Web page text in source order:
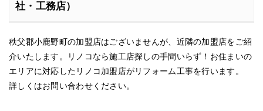
社・工務店）
秩父郡小鹿野町の加盟店はございませんが、近隣の加盟店をご紹
介いたします。リノコなら施工店探しの手間いらず！お住まいの
エリアに対応したリノコ加盟店がリフォーム工事を行います。
詳しくはお問い合わせください。